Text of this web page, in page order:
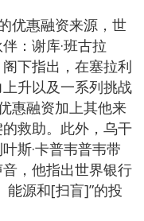
优惠融资来源，世
：谢库·班古拉
阁下指出，在塞拉利
升以及一系列挑战
惠融资加上其他来
救助。此外，乌干
斯·卡普韦普韦带
，他指出世界银行
能源和[扫盲]”的投